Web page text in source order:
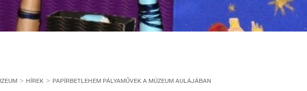
HÍREK PAPÍRBETLEHEM PÁLYAMŰVEK A MÚZEUM AULÁJÁBAN